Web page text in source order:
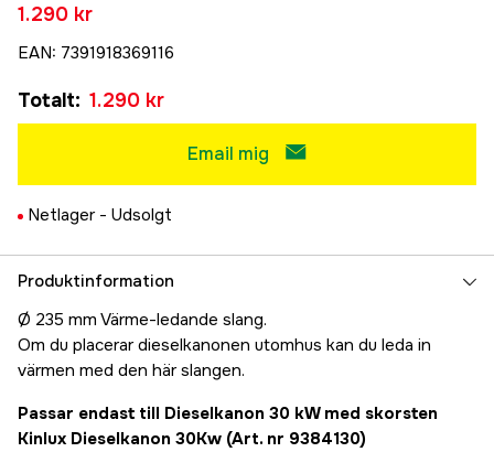
1.290 kr
EAN: 7391918369116
Totalt: 1.290 kr
Email mig
Netlager - Udsolgt
Produktinformation
Ø 235 mm Värme-ledande slang.
Om du placerar dieselkanonen utomhus kan du leda in
värmen med den här slangen.
Passar endast till Dieselkanon 30 kW med skorsten
Kinlux Dieselkanon 30Kw (Art. nr 9384130)